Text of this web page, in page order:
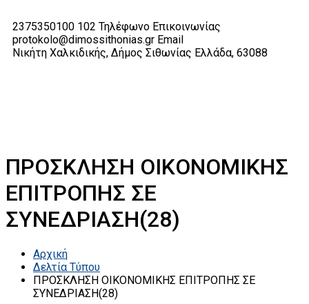
2375350100 102 Τηλέφωνο Επικοινωνίας
protokolo@dimossithonias.gr Email
Νικήτη Χαλκιδικής, Δήμος Σιθωνίας Ελλάδα, 63088
ΠΡΟΣΚΛΗΣΗ ΟΙΚΟΝΟΜΙΚΗΣ
ΕΠΙΤΡΟΠΗΣ ΣΕ
ΣΥΝΕΔΡΙΑΣΗ(28)
Αρχική
Δελτία Τύπου
ΠΡΟΣΚΛΗΣΗ ΟΙΚΟΝΟΜΙΚΗΣ ΕΠΙΤΡΟΠΗΣ ΣΕ
ΣΥΝΕΔΡΙΑΣΗ(28)